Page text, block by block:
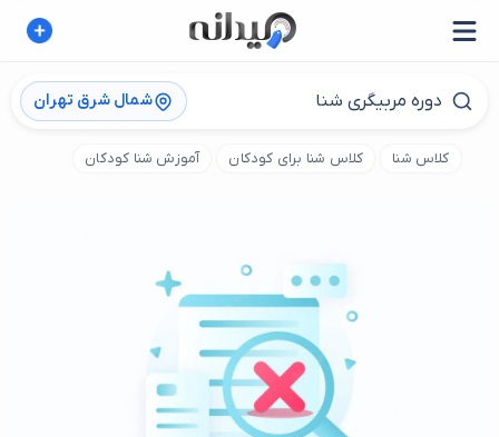
شمال شرق تهران
کلاس شنا کلاس شنا برای کودکان آموزش شنا کودکان